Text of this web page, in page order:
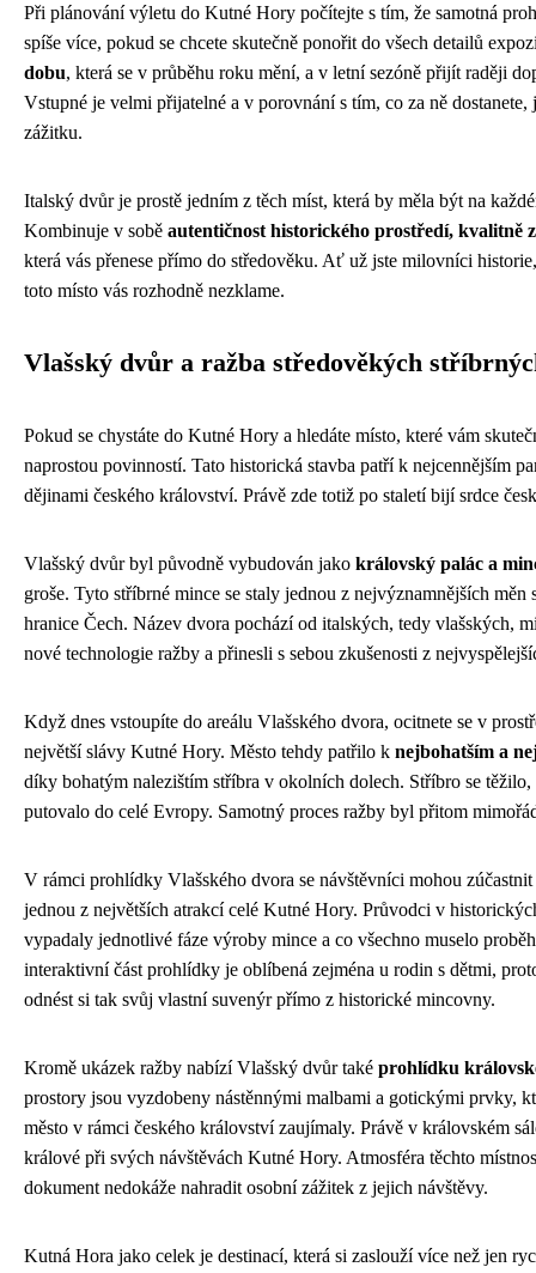
Při plánování výletu do Kutné Hory počítejte s tím, že samotná
spíše více, pokud se chcete skutečně ponořit do všech detailů
dobu, která se v průběhu roku mění, a v letní sezóně přijít raději
Vstupné je velmi přijatelné a v porovnání s tím, co za ně
zážitku.
Italský dvůr je prostě jedním z těch míst, která by měla být na
Kombinuje v sobě autentičnost historického prostředí, kvalitně
která vás přenese přímo do středověku. Ať už jste milovníci
toto místo vás rozhodně nezklame.
Vlašský dvůr a ražba středověkých
Pokud se chystáte do Kutné Hory a hledáte místo, které vám
naprostou povinností. Tato historická stavba patří k nejcennějším
dějinami českého království. Právě zde totiž po staletí bijí srdce
Vlašský dvůr byl původně vybudován jako královský palác a
groše. Tyto stříbrné mince se staly jednou z nejvýznamnějších
hranice Čech. Název dvora pochází od italských, tedy vlašských,
nové technologie ražby a přinesli s sebou zkušenosti z
Když dnes vstoupíte do areálu Vlašského dvora, ocitnete se v
největší slávy Kutné Hory. Město tehdy patřilo k nejbohatším a
díky bohatým nalezištím stříbra v okolních dolech. Stříbro se
putovalo do celé Evropy. Samotný proces ražby byl přitom
V rámci prohlídky Vlašského dvora se návštěvníci mohou zúčastnit
jednou z největších atrakcí celé Kutné Hory. Průvodci v
vypadaly jednotlivé fáze výroby mince a co všechno muselo
interaktivní část prohlídky je oblíbená zejména u rodin s dětmi,
odnést si tak svůj vlastní suvenýr přímo z historické mincovny.
Kromě ukázek ražby nabízí Vlašský dvůr také prohlídku
prostory jsou vyzdobeny nástěnnými malbami a gotickými prvky,
město v rámci českého království zaujímaly. Právě v královském
králové při svých návštěvách Kutné Hory. Atmosféra těchto
dokument nedokáže nahradit osobní zážitek z jejich návštěvy.
Kutná Hora jako celek je destinací, která si zaslouží více než jen